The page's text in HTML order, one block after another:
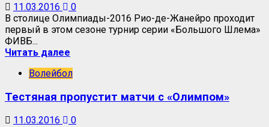
11.03.2016
0
В столице Олимпиады-2016 Рио-де-Жанейро проходит
первый в этом сезоне турнир серии «Большого Шлема»
ФИВБ...
Читать далее
Волейбол
Тестяная пропустит матчи с «Олимпом»
11.03.2016
0